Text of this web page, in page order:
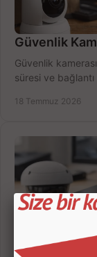
Güvenlik
Güvenlik
süresi ve
18 Temmuz 2026